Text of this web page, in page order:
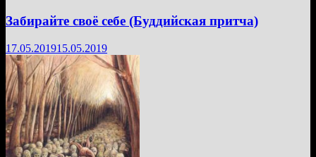
Забирайте своё себе (Буддийская притча)
17.05.201915.05.2019